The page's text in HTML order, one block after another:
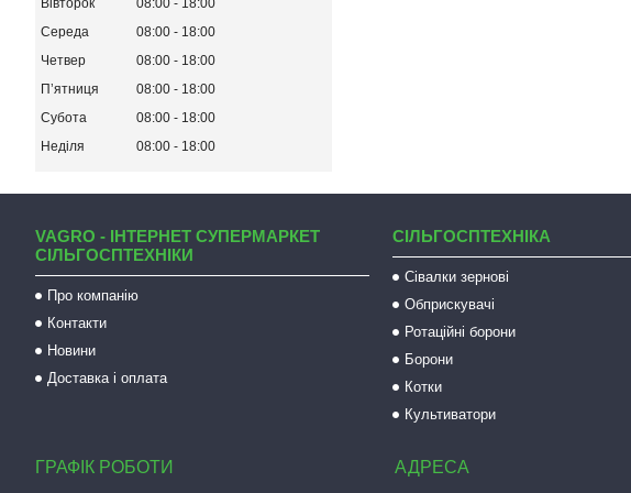
Вівторок 08:00
18:00
Середа
08:00
18:00
Четвер
08:00
18:00
Пʼятниця
08:00
18:00
Субота
08:00
18:00
Неділя
08:00 18:00
VAGRO - ІНТЕРНЕТ СУПЕРМАРКЕТ
СІЛЬГОСПТЕХНІКИ
Про компанію
Контакти
Новини
Доставка і оплата
СІЛЬГОСПТЕХНІКА
Сівалки зернові
Обприскувачі
Ротаційні борони
Борони
Котки
Культиватори
ГРАФІК РОБОТИ